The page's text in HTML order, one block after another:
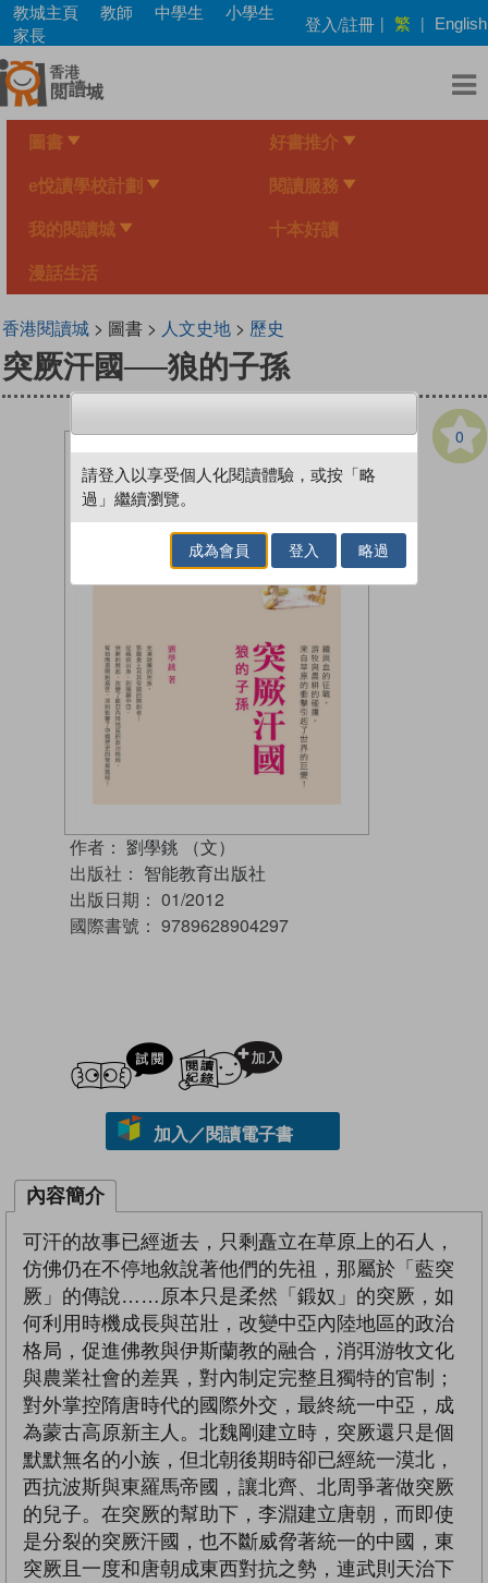
Skip
main
content
教城主頁 教師 中學生
小學生
家長
登入/註冊 | 繁 | English
圖書 好書推介
e悅讀學校計劃 閱讀服務
我的閱讀城 十本好讀
漫話生活
香港閱讀城> 圖書 > 人文史地> 歷史
突厥汗國──狼的子孫
0
作者： 劉學銚 （文）
出版社： 智能教育出版社
出版日期： 01/2012
國際書號： 9789628904297
試閲
加入／閱讀電子書
內容簡介
可汗的故事已經逝去，只剩矗立在草原上的石人，
仿佛仍在不停地敘說著他們的先祖，那屬於「藍突
厥」的傳說……原本只是柔然「鍛奴」的突厥，如
何利用時機成長與茁壯，改變中亞內陸地區的政治
格局，促進佛教與伊斯蘭教的融合，消弭游牧文化
與農業社會的差異，對內制定完整且獨特的官制；
對外掌控隋唐時代的國際外交，最終統一中亞，成
為蒙古高原新主人。北魏剛建立時，突厥還只是個
默默無名的小族，但北朝後期時卻已經統一漠北，
西抗波斯與東羅馬帝國，讓北齊、北周爭著做突厥
的兒子。在突厥的幫助下，李淵建立唐朝，而即使
是分裂的突厥汗國，也不斷威脅著統一的中國，東
突厥且一度和唐朝成東西對抗之勢，連武則天治下
請登入以享受個人化閱讀體驗，或按「略
過」繼續瀏覽。
成為會員 登入 略過